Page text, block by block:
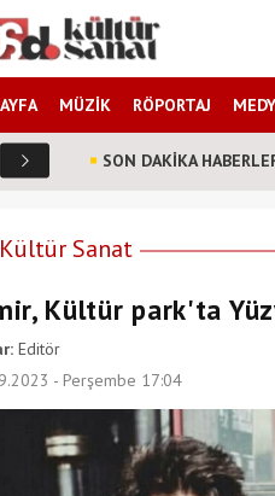
MÜZİK RÖPORTAJ
SON DAKİKA
Kültür Sanat
Kültür park'ta
Editör
- Perşembe 17:04